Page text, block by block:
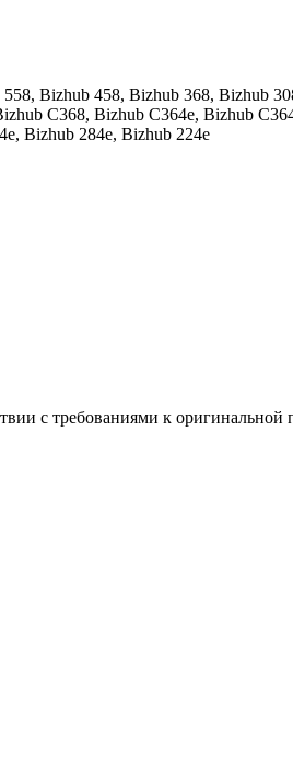
Bizhub 458, Bizhub 368, Bizhub
C368, Bizhub C364e, Bizhub
Bizhub 284e, Bizhub 224e
с требованиями к